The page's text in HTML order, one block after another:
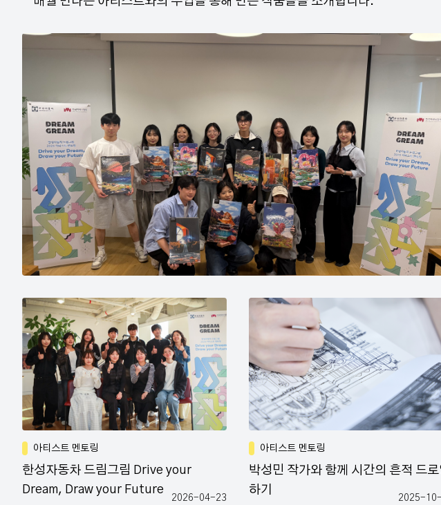
아티스트 멘토링
한성자동차 드림그림 Drive your
Dream, Draw your Future
2026-04-23
아티스트 멘토링
박성민 작가와 함께 시간의 흔적 드로
하기
2025-